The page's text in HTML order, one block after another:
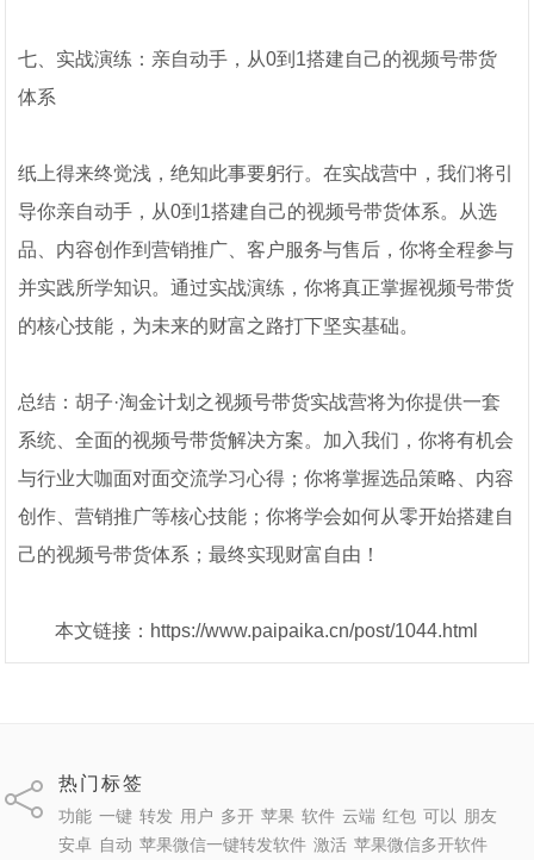
七、实战演练：亲自动手，从0到1搭建自己的视频号带货
体系
纸上得来终觉浅，绝知此事要躬行。在实战营中，我们将引
导你亲自动手，从0到1搭建自己的视频号带货体系。从选
品、内容创作到营销推广、客户服务与售后，你将全程参与
并实践所学知识。通过实战演练，你将真正掌握视频号带货
的核心技能，为未来的财富之路打下坚实基础。
总结：胡子·淘金计划之视频号带货实战营将为你提供一套
系统、全面的视频号带货解决方案。加入我们，你将有机会
与行业大咖面对面交流学习心得；你将掌握选品策略、内容
创作、营销推广等核心技能；你将学会如何从零开始搭建自
己的视频号带货体系；最终实现财富自由！
本文链接：https://www.paipaika.cn/post/1044.html
热门标签
功能 一键 转发 用户 多开 苹果 软件 云端 红包 可以
朋友
安卓 自动 苹果微信一键转发软件 激活 苹果微信多开软件